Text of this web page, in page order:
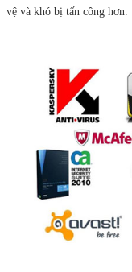
vệ và khó bị tấn công hơn.